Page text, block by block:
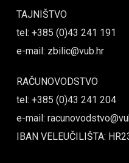
TAJNIŠTVO
tel: +385 (0)43 241 191
e-mail: zbilic@vub.hr
RAČUNOVODSTVO
tel: +385 (0)43 241 204
e-mail:
IBAN VELEUČILIŠTA: